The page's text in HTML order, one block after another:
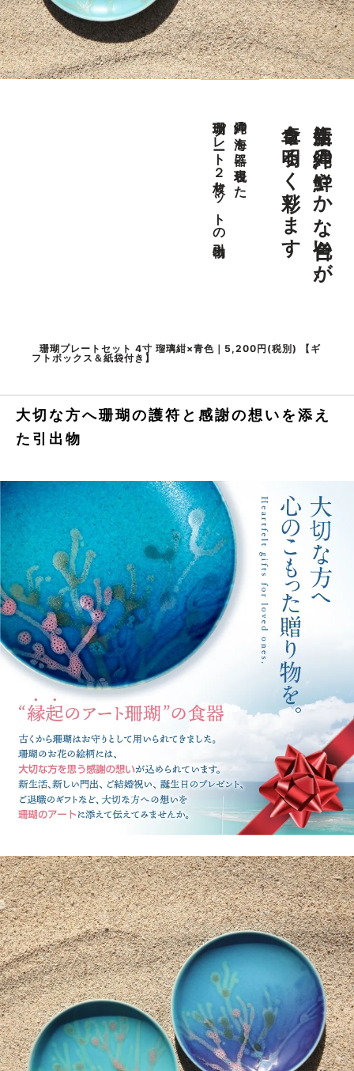
新生活に沖縄の鮮やかな色合いが、
食卓を明るく彩ります
沖縄の海を器に表現した
珊瑚プレート２枚セットの引出物
珊瑚プレートセット 4寸 瑠璃紺×青色｜5,200円(税別) 【ギ
フトボックス＆紙袋付き】
大切な方へ珊瑚の護符と感謝の想いを添え
た引出物